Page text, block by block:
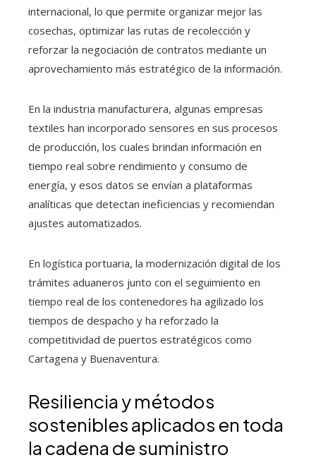
internacional, lo que permite organizar mejor las
cosechas, optimizar las rutas de recolección y
reforzar la negociación de contratos mediante un
aprovechamiento más estratégico de la información.
En la industria manufacturera, algunas empresas
textiles han incorporado sensores en sus procesos
de producción, los cuales brindan información en
tiempo real sobre rendimiento y consumo de
energía, y esos datos se envían a plataformas
analíticas que detectan ineficiencias y recomiendan
ajustes automatizados.
En logística portuaria, la modernización digital de los
trámites aduaneros junto con el seguimiento en
tiempo real de los contenedores ha agilizado los
tiempos de despacho y ha reforzado la
competitividad de puertos estratégicos como
Cartagena y Buenaventura.
Resiliencia y métodos
sostenibles aplicados en toda
la cadena de suministro